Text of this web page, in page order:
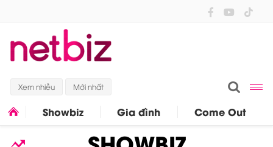
Xem nhiều Mới nhất
Showbiz Gia đình Come Out